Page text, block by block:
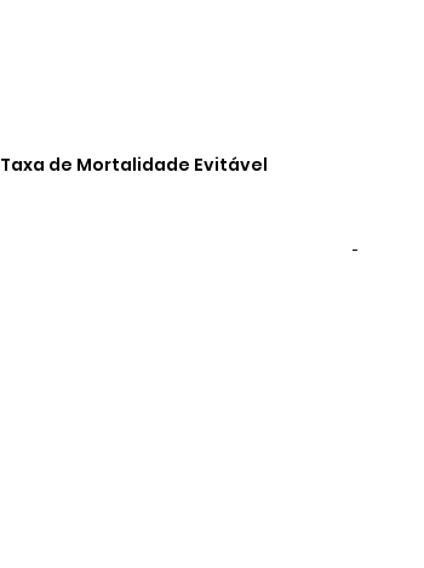
Taxa de Mortalidade Evitável
-